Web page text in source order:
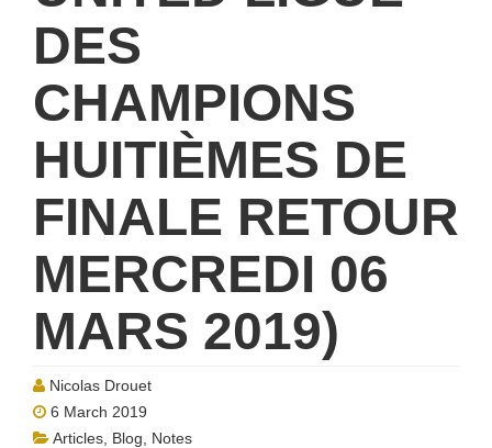
DES
CHAMPIONS
HUITIÈMES DE
FINALE RETOUR
MERCREDI 06
MARS 2019)
Nicolas Drouet
6 March 2019
Articles Blog
Notes